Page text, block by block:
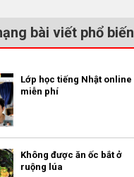
bài viết phổ biến
Lớp học tiếng Nhật online
miễn phí
Không được ăn ốc bắt ở
ruộng lúa